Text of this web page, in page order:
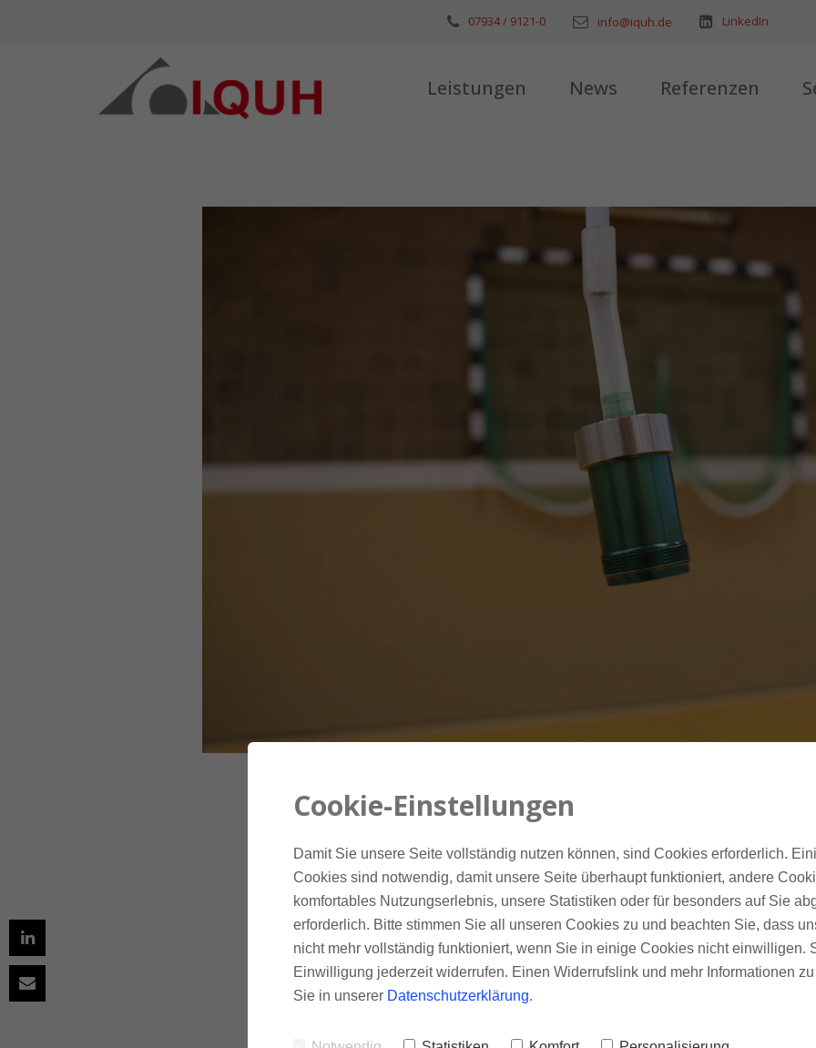
07934 / 9121-0 info@iquh.de LinkedIn
Leistungen News Referenzen
Künstliche Mineralfasern
in Schule messen
Bei Sanierungen in Gebäuden, die vor 1996 gebaut worden sind können
dass die Mineralfasern in Dämmungen lungengängige Fasern
chronischer Belastung) enthalten.
Cookie-Einstellungen
Damit Sie unsere Seite vollständig nutzen können, sind Cookies erforderlich.
Cookies sind notwendig, damit unsere Seite überhaupt funktioniert, andere
komfortables Nutzungserlebnis, unsere Statistiken oder für besonders auf Sie
erforderlich. Bitte stimmen Sie all unseren Cookies zu und beachten Sie, dass
nicht mehr vollständig funktioniert, wenn Sie in einige Cookies nicht einwilligen.
Einwilligung jederzeit widerrufen. Einen Widerrufslink und mehr Informationen
Sie in unserer Datenschutzerklärung.